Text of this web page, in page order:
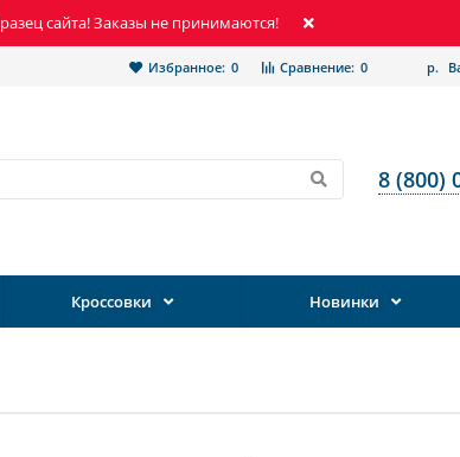
сайта! Заказы не принимаются!
р.
Сравнение: 0
Избранное: 0
8 (800)
Кроссовки Новинки